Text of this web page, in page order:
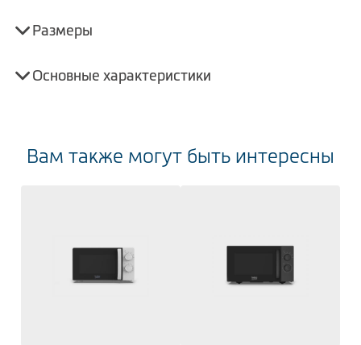
Размеры
Основные характеристики
Вам также могут быть интересны